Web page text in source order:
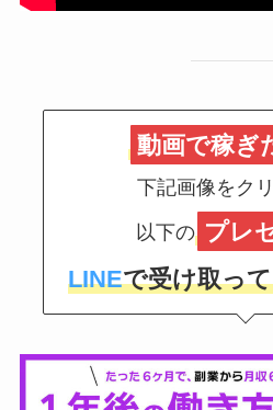
動画で稼ぎ
下記画像をク
以下の プレ
LINEで受け取っ